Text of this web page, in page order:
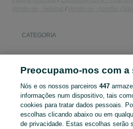
CATEGORIA
Entra na tua conta OLX ou cria
anunciante
Preocupamo-nos com
Nós e os nossos parceiros447
informações num dispositivo, tais
cookies para tratar dados pessoais.
escolhas clicando abaixo ou em
de privacidade. Estas escolhas serão